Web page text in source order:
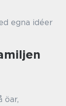
egna idéer
öar,